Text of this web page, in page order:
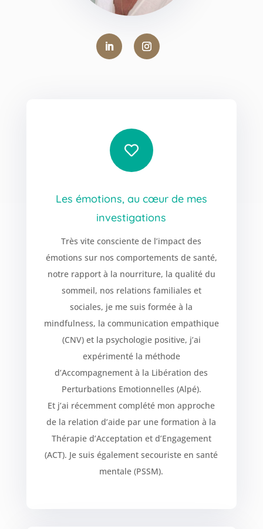

Les émotions, au cœur de mes
investigations
Très vite consciente de l’impact des
émotions sur nos comportements de santé,
notre rapport à la nourriture, la qualité du
sommeil, nos relations familiales et
sociales, je me suis formée à la
mindfulness, la communication empathique
(CNV) et la psychologie positive, j’ai
expérimenté la méthode
d’Accompagnement à la Libération des
Perturbations Emotionnelles (Alpé).
Et j’ai récemment complété mon approche
de la relation d’aide par une formation à la
Thérapie d’Acceptation et d’Engagement
(ACT). Je suis également secouriste en santé
mentale (PSSM).